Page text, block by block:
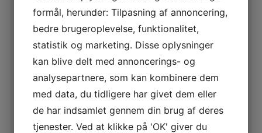
Indfatning 15 x 88 mm
Profil nr. 55
Incl. moms:70,50DKK, excl.
moms:56,40DKK
Se detaljer
Indfatning 21 x 95 mm
Profil nr. 63
Incl. moms:85,50DKK, excl.
moms:68,40DKK
Se detaljer
formål, herunder: Tilpasning af annoncering,
bedre brugeroplevelse, funktionalitet,
statistik og marketing. Disse oplysninger
kan blive delt med annoncerings- og
analysepartnere, som kan kombinere dem
med data, du tidligere har givet dem eller
de har indsamlet gennem din brug af deres
tjenester. Ved at klikke på 'OK' giver du